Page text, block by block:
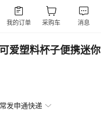
爱塑料杯子便携迷你
发申通快递